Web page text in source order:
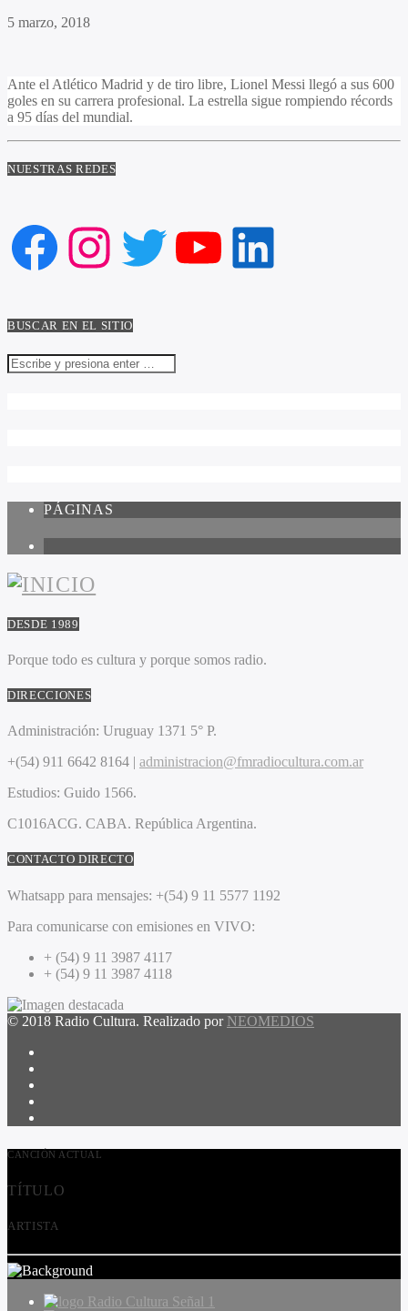
5 marzo, 2018
Ante el Atlético Madrid y de tiro libre, Lionel Messi llegó a sus 600
goles en su carrera profesional. La estrella sigue rompiendo récords
a 95 días del mundial.
NUESTRAS REDES
Facebook
Instagram
Twitter
YouTube
LinkedIn
BUSCAR EN EL SITIO
PÁGINAS
DESDE 1989
Porque todo es cultura y porque somos radio.
DIRECCIONES
Administración: Uruguay 1371 5° P.
+(54) 911 6642 8164 | administracion@fmradiocultura.com.ar
Estudios: Guido 1566.
C1016ACG. CABA. República Argentina.
CONTACTO DIRECTO
Whatsapp para mensajes: +(54) 9 11 5577 1192
Para comunicarse con emisiones en VIVO:
+ (54) 9 11 3987 4117
+ (54) 9 11 3987 4118
© 2018 Radio Cultura. Realizado por NEOMEDIOS
CANCIÓN ACTUAL
TÍTULO
ARTISTA
Radio Cultura Señal 1